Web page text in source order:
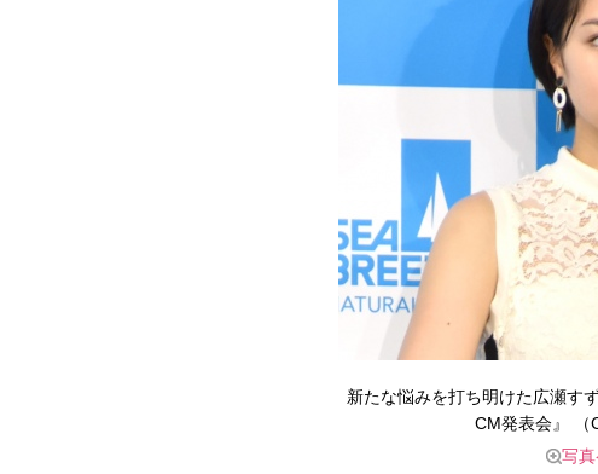
新たな悩みを打ち明けた広瀬す
CM発表会』 （
写